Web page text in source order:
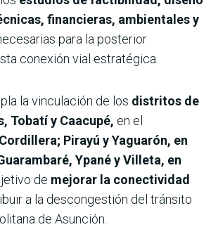
financieras, ambientales y
para la posterior
conexión vial estratégica.
la vinculación de los distritos de
Tobatí y Caacupé, en el
Cordillera; Pirayú y Yaguarón, en
Ypané y Villeta, en
de mejorar la conectividad
a la descongestión del tránsito
de Asunción.